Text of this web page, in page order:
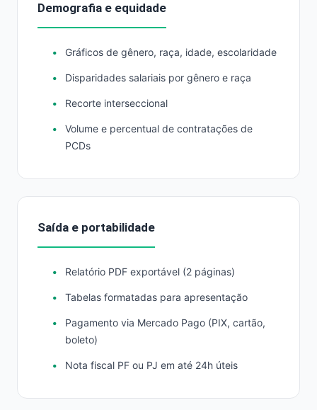
Demografia e equidade
Gráficos de gênero, raça, idade, escolaridade
Disparidades salariais por gênero e raça
Recorte interseccional
Volume e percentual de contratações de
PCDs
Saída e portabilidade
Relatório PDF exportável (2 páginas)
Tabelas formatadas para apresentação
Pagamento via Mercado Pago (PIX, cartão,
boleto)
Nota fiscal PF ou PJ em até 24h úteis